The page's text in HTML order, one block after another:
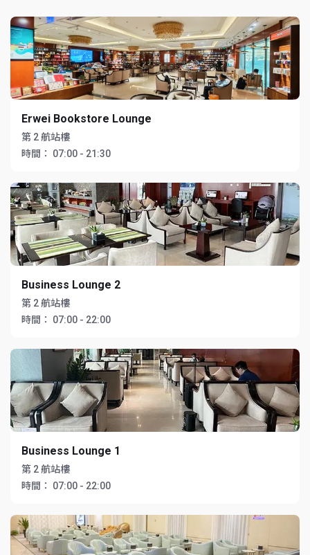
Erwei Bookstore Lounge
第 2 航站樓
時間：
07:00 - 21:30
Business Lounge 2
第 2 航站樓
時間：
07:00 - 22:00
Business Lounge 1
第 2 航站樓
時間：
07:00 - 22:00